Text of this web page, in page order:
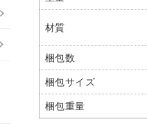
材質
梱包数
梱包サイズ
梱包重量